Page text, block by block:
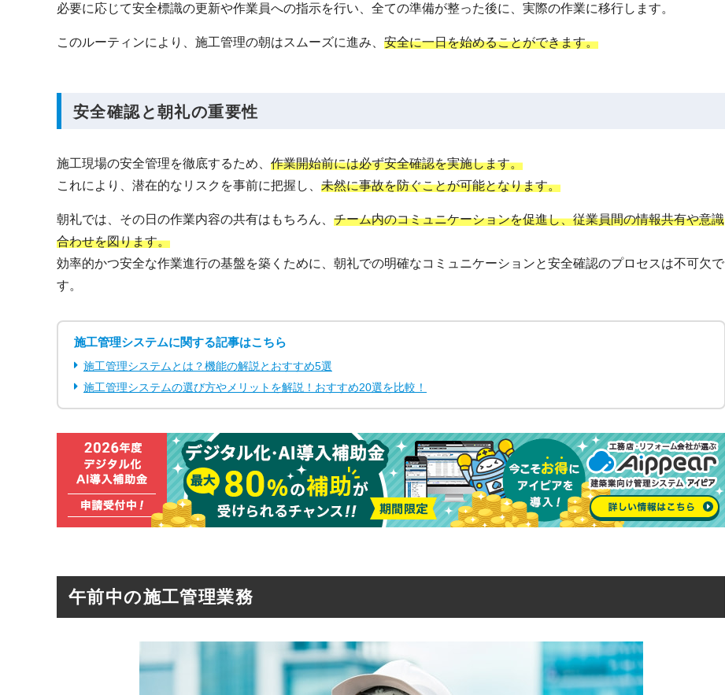
必要に応じて安全標識の更新や作業員への指示を行い、全ての準備が整った後に、実際の作業に移行します。
このルーティンにより、施工管理の朝はスムーズに進み、 安全に一日を始めることができます。
安全確認と朝礼の重要性
施工現場の安全管理を徹底するため、 作業開始前には必ず安全確認を実施します。
これにより、潜在的なリスクを事前に把握し、 未然に事故を防ぐことが可能となります。
朝礼では、その日の作業内容の共有はもちろん、 チーム内のコミュニケーションを促進し、従業員間の情報共有や意識
合わせを図ります。
効率的かつ安全な作業進行の基盤を築くために、朝礼での明確なコミュニケーションと安全確認のプロセスは不可欠で
す。
施工管理システムに関する記事はこちら
施工管理システムとは？機能の解説とおすすめ5選
施工管理システムの選び方やメリットを解説！おすすめ20選を比較！
午前中の施工管理業務